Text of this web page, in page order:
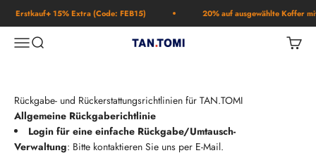
Skip to content
Erstkauf+ 15% Extra (Code: FEB15) 20% auf ausgewählte Koffer
Open navigation menu
Open search TAN.TOMI Open
Rückgabe- und Rückerstattungsrichtlinien für TAN.TOMI
Allgemeine Rückgaberichtlinie
Login für eine einfache Rückgabe/Umtausch-
Verwaltung: Bitte kontaktieren Sie uns per E-Mail.